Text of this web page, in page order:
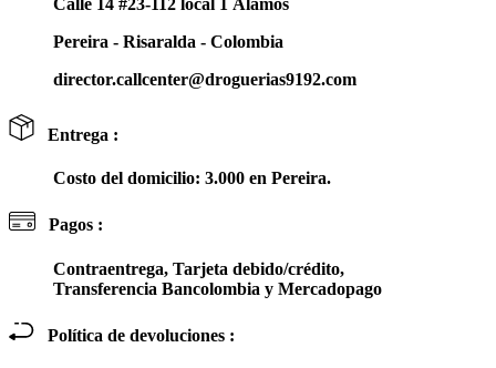
Calle 14 #23-112 local 1 Álamos
Pereira - Risaralda - Colombia
director.callcenter@droguerias9192.com
Entrega :
Costo del domicilio: 3.000 en Pereira.
Pagos :
Contraentrega, Tarjeta debido/crédito,
Transferencia Bancolombia y Mercadopago
Política de devoluciones :